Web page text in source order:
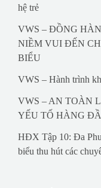
hệ trẻ
VWS – ĐỒNG
NIỀM VUI ĐẾN
BIỂU
VWS – Hành trình
VWS – AN TOÀN
YẾU TỐ HÀNG
HĐX Tập 10: Đa
biểu thu hút các